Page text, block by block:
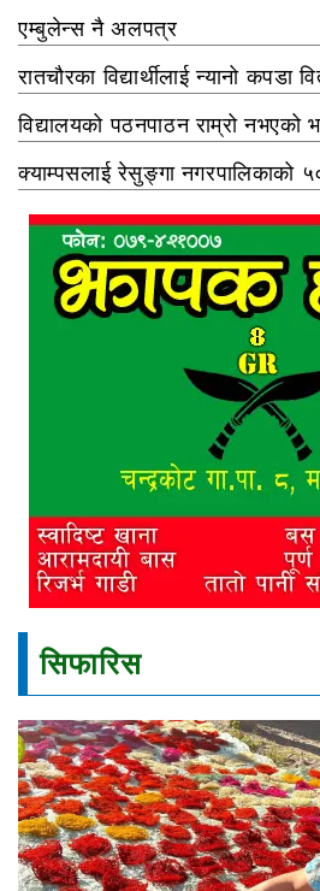
एम्बुलेन्स नै अलपत्र
रातचौरका विद्यार्थीलाई न्यानो कपडा
विद्यालयको पठनपाठन राम्रो नभएको
क्याम्पसलाई रेसुङ्गा नगरपालिकाको
सिफारिस